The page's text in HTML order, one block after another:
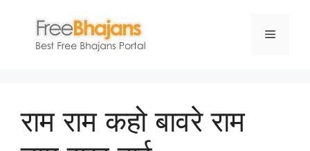
content
Menu
राम राम कहो बावरे राम